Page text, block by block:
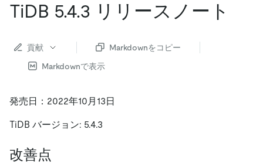
TiDB 5.4.3 リリースノート
貢献
Markdownをコピー
Markdownで表示
発売日：2022年10月13日
TiDB バージョン: 5.4.3
改善点